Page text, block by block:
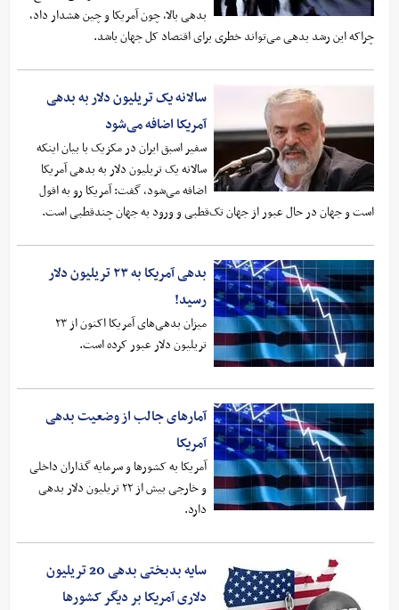
بدهی بالا، چون آمریکا و چین هشدار داد،
چراکه این رشد بدهی می‌تواند خطری برای اقتصاد کل جهان باشد.
سالانه یک‌ تریلیون دلار به بدهی
آمریکا اضافه می‌شود
سفیر اسبق ایران در مکزیک با بیان اینکه
سالانه یک‌ تریلیون دلار به بدهی آمریکا
اضافه می‌شود، گفت: آمریکا رو به افول
است و جهان در حال عبور از جهان تک‌قطبی و ورود به جهان چندقطبی است.
بدهی آمریکا به ۲۳ تریلیون دلار
رسید!
میزان بدهی‌های آمریکا اکنون از ۲۳
تریلیون دلار عبور کرده است.
آمارهای جالب از وضعیت بدهی
آمریکا
آمریکا به کشورها و سرمایه گذاران داخلی
و خارجی بیش از ۲۲ تریلیون دلار بدهی
دارد.
سایه بدبختی بدهی 20 تریلیون
دلاری آمریکا بر دیگر کشورها